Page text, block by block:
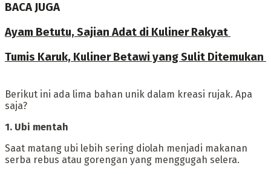
BACA JUGA
Ayam Betutu, Sajian Adat di Kuliner Rakyat ‎
Tumis Karuk, Kuliner Betawi yang Sulit Ditemukan
Berikut ini ada lima bahan unik dalam kreasi rujak. Apa
saja?
‎1. Ubi mentah
‎Saat matang ubi lebih sering diolah menjadi makanan
serba rebus atau gorengan yang menggugah selera.